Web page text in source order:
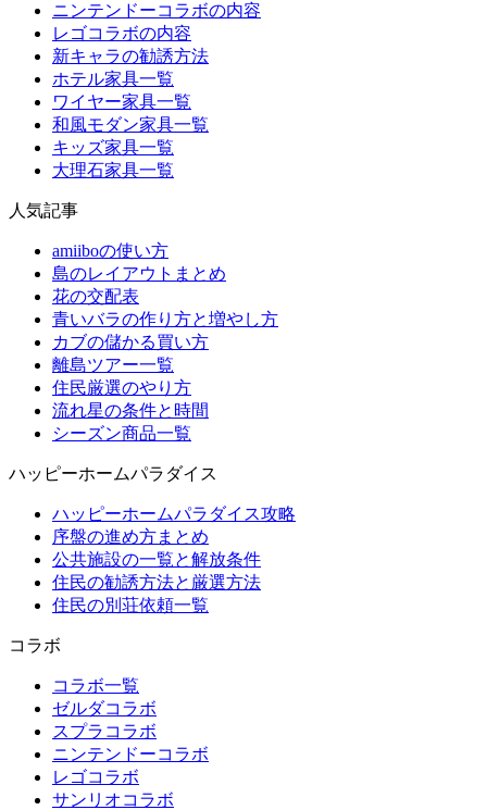
ニンテンドーコラボの内容
レゴコラボの内容
新キャラの勧誘方法
ホテル家具一覧
ワイヤー家具一覧
和風モダン家具一覧
キッズ家具一覧
大理石家具一覧
人気記事
amiiboの使い方
島のレイアウトまとめ
花の交配表
青いバラの作り方と増やし方
カブの儲かる買い方
離島ツアー一覧
住民厳選のやり方
流れ星の条件と時間
シーズン商品一覧
ハッピーホームパラダイス
ハッピーホームパラダイス攻略
序盤の進め方まとめ
公共施設の一覧と解放条件
住民の勧誘方法と厳選方法
住民の別荘依頼一覧
コラボ
コラボ一覧
ゼルダコラボ
スプラコラボ
ニンテンドーコラボ
レゴコラボ
サンリオコラボ